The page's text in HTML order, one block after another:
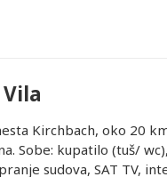
Kirchbach, oko 20
Sobe: kupatilo (tuš/
sudova, SAT TV,